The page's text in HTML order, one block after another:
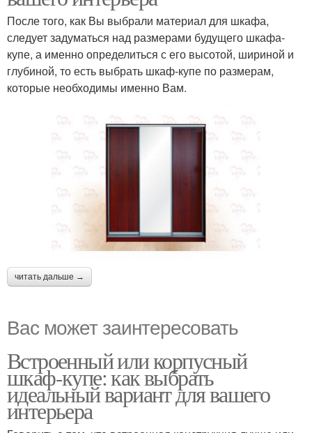
После того, как Вы выбрали материал для шкафа,
следует задуматься над размерами будущего шкафа-
купе, а именно определиться с его высотой, шириной и
глубиной, то есть выбрать шкаф-купе по размерам,
которые необходимы именно Вам.
читать дальше →
Вас может заинтересовать
Встроенный или корпусный
шкаф-купе: как выбрать
идеальный вариант для вашего
интерьера